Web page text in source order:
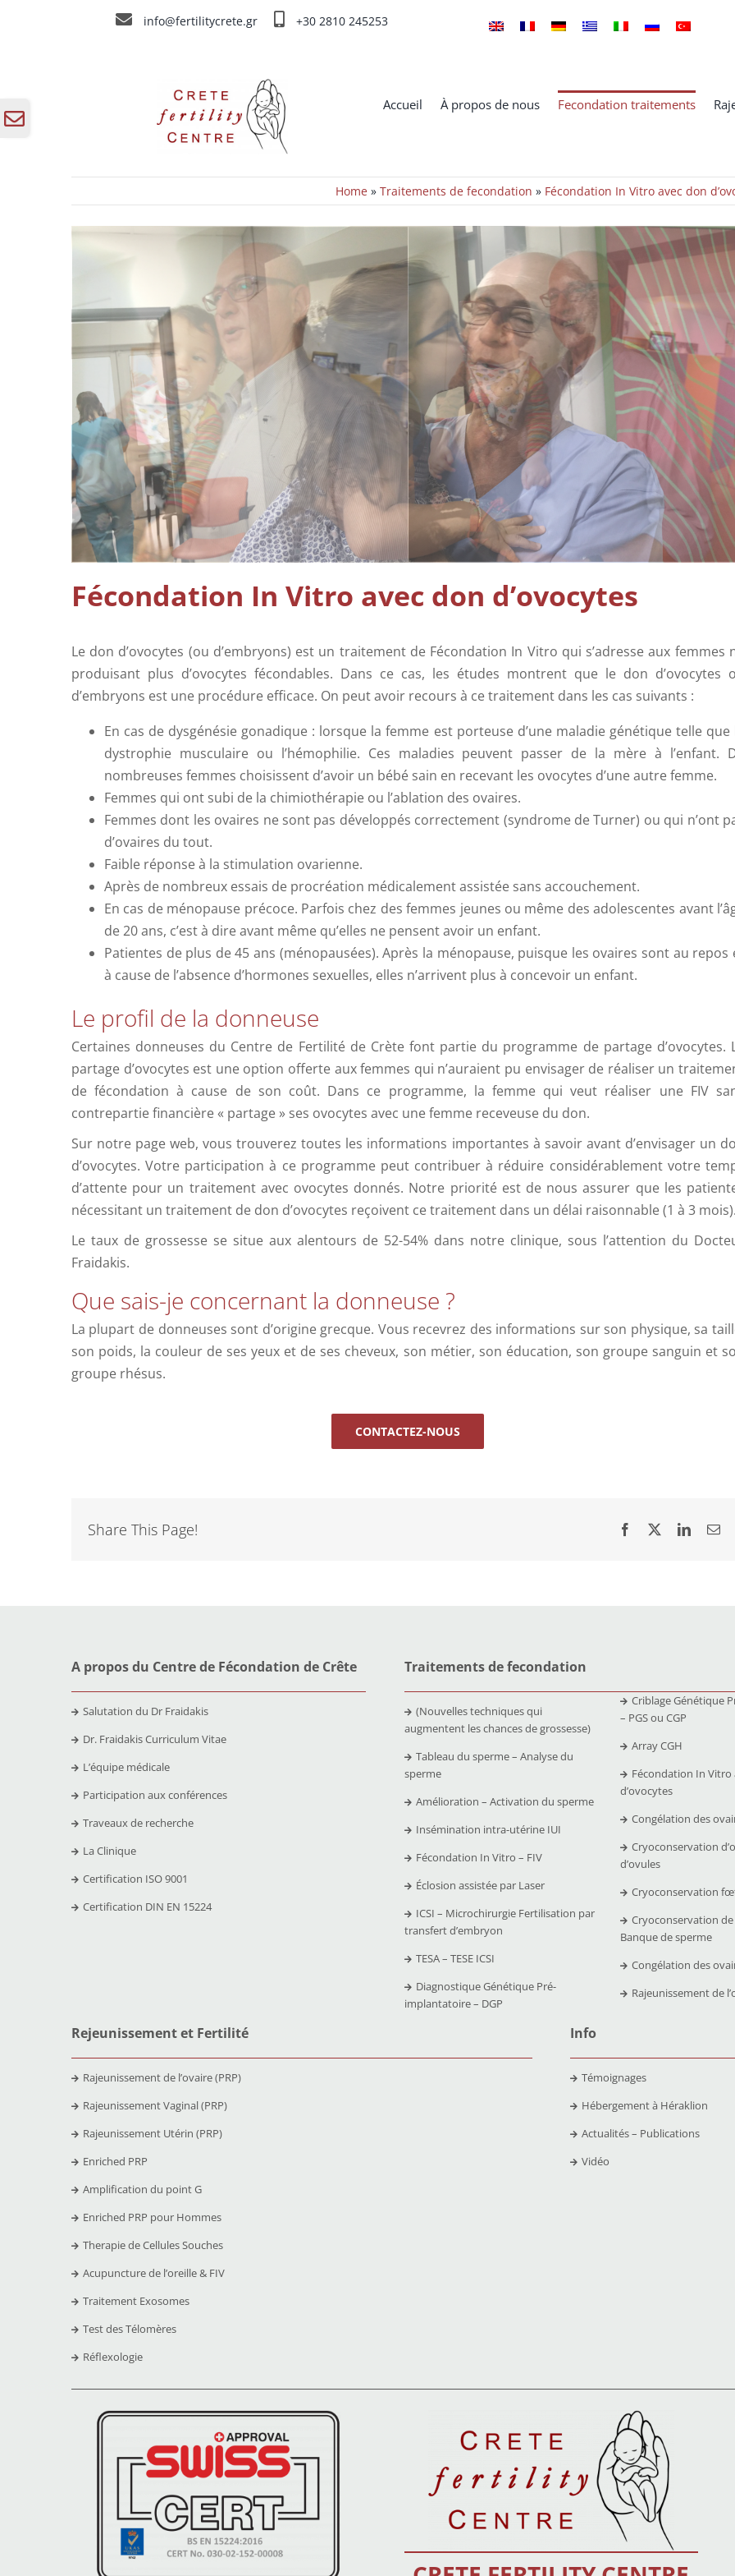
info@fertilitycrete.gr +30 2810 245253
Accueil À propos de nous Fecondation traitements
Home »Traitements de fecondation » Fécondation In Vitro avec don
Fécondation In Vitro avec don d’ovocytes
Le don d’ovocytes (ou d’embryons) est un traitement de Fécondation In Vitro qui s’adresse aux femmes
produisant plus d’ovocytes fécondables. Dans ce cas, les études montrent que le don d’ovocytes
d’embryons est une procédure efficace. On peut avoir recours à ce traitement dans les cas suivants :
En cas de dysgénésie gonadique : lorsque la femme est porteuse d’une maladie génétique telle que
dystrophie musculaire ou l’hémophilie. Ces maladies peuvent passer de la mère à l’enfant.
nombreuses femmes choisissent d’avoir un bébé sain en recevant les ovocytes d’une autre femme.
Femmes qui ont subi de la chimiothérapie ou l’ablation des ovaires.
Femmes dont les ovaires ne sont pas développés correctement (syndrome de Turner) ou qui n’ont
d’ovaires du tout.
Faible réponse à la stimulation ovarienne.
Après de nombreux essais de procréation médicalement assistée sans accouchement.
En cas de ménopause précoce. Parfois chez des femmes jeunes ou même des adolescentes avant
de 20 ans, c’est à dire avant même qu’elles ne pensent avoir un enfant.
Patientes de plus de 45 ans (ménopausées). Après la ménopause, puisque les ovaires sont au repos
à cause de l’absence d’hormones sexuelles, elles n’arrivent plus à concevoir un enfant.
Le profil de la donneuse
Certaines donneuses du Centre de Fertilité de Crète font partie du programme de partage d’ovocytes.
partage d’ovocytes est une option offerte aux femmes qui n’auraient pu envisager de réaliser un
de fécondation à cause de son coût. Dans ce programme, la femme qui veut réaliser une FIV
contrepartie financière « partage » ses ovocytes avec une femme receveuse du don.
Sur notre page web, vous trouverez toutes les informations importantes à savoir avant d’envisager un
d’ovocytes. Votre participation à ce programme peut contribuer à réduire considérablement votre
d’attente pour un traitement avec ovocytes donnés. Notre priorité est de nous assurer que les
nécessitant un traitement de don d’ovocytes reçoivent ce traitement dans un délai raisonnable (1 à 3 mois).
Le taux de grossesse se situe aux alentours de 52-54% dans notre clinique, sous l’attention du
Fraidakis.
Que sais-je concernant la donneuse ?
La plupart de donneuses sont d’origine grecque. Vous recevrez des informations sur son physique, sa
son poids, la couleur de ses yeux et de ses cheveux, son métier, son éducation, son groupe sanguin et
groupe rhésus.
CONTACTEZ-NOUS
Share This Page!
A propos du Centre de Fécondation de Crête
Salutation du Dr Fraidakis
Dr. Fraidakis Curriculum Vitae
L’équipe médicale
Participation aux conférences
Traveaux de recherche
La Clinique
Certification ISO 9001
Certification DIN EN 15224
Traitements de fecondation
(Nouvelles techniques qui
augmentent les chances de grossesse)
Tableau du sperme – Analyse du
sperme
Amélioration – Activation du sperme
Insémination intra-utérine IUI
Fécondation In Vitro – FIV
Éclosion assistée par Laser
ICSI – Microchirurgie Fertilisation par
transfert d’embryon
TESA – TESE ICSI
Diagnostique Génétique Pré-
implantatoire – DGP
Criblage Génétique
– PGS ou CGP
Array CGH
Fécondation In Vitro
d’ovocytes
Congélation des
Cryoconservation
d’ovules
Cryoconservation
Cryoconservation de
Banque de sperme
Congélation des
Rajeunissement de
Rejeunissement et Fertilité
Rajeunissement de l’ovaire (PRP)
Rajeunissement Vaginal (PRP)
Rajeunissement Utérin (PRP)
Enriched PRP
Amplification du point G
Enriched PRP pour Hommes
Therapie de Cellules Souches
Acupuncture de l’oreille & FIV
Traitement Exosomes
Test des Télomères
Réflexologie
Info
Témoignages
Hébergement à Héraklion
Actualités – Publications
Vidéo
Toggle
Sliding